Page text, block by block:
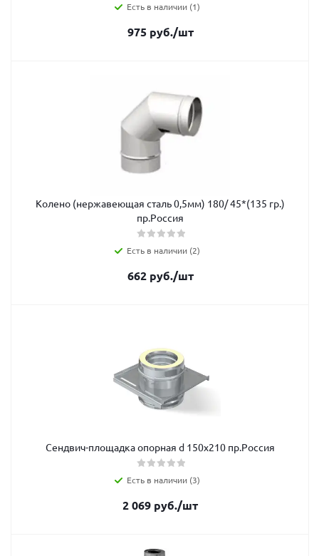
Есть в наличии (1)
975руб./шт
Колено (нержавеющая сталь 0,5мм) 180/ 45*(135 гр.)
пр.Россия
Есть в наличии (2)
662руб./шт
Сендвич-площадка опорная d 150х210 пр.Россия
Есть в наличии (3)
2 069 руб./шт